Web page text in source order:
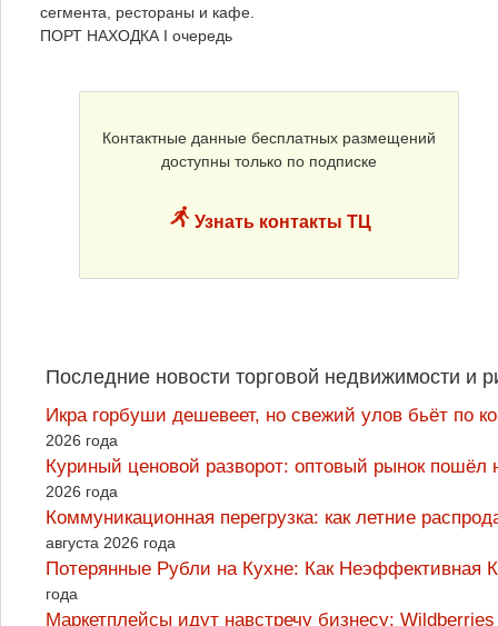
сегмента, рестораны и кафе.
ПОРТ НАХОДКА I очередь
Контактные данные бесплатных размещений
доступны только по подписке
Узнать контакты ТЦ
Последние новости торговой недвижимости и
Икра горбуши дешевеет, но свежий улов бьёт по
2026 года
Куриный ценовой разворот: оптовый рынок
2026 года
Коммуникационная перегрузка: как летние
августа 2026 года
Потерянные Рубли на Кухне: Как
года
Маркетплейсы идут навстречу бизнесу: